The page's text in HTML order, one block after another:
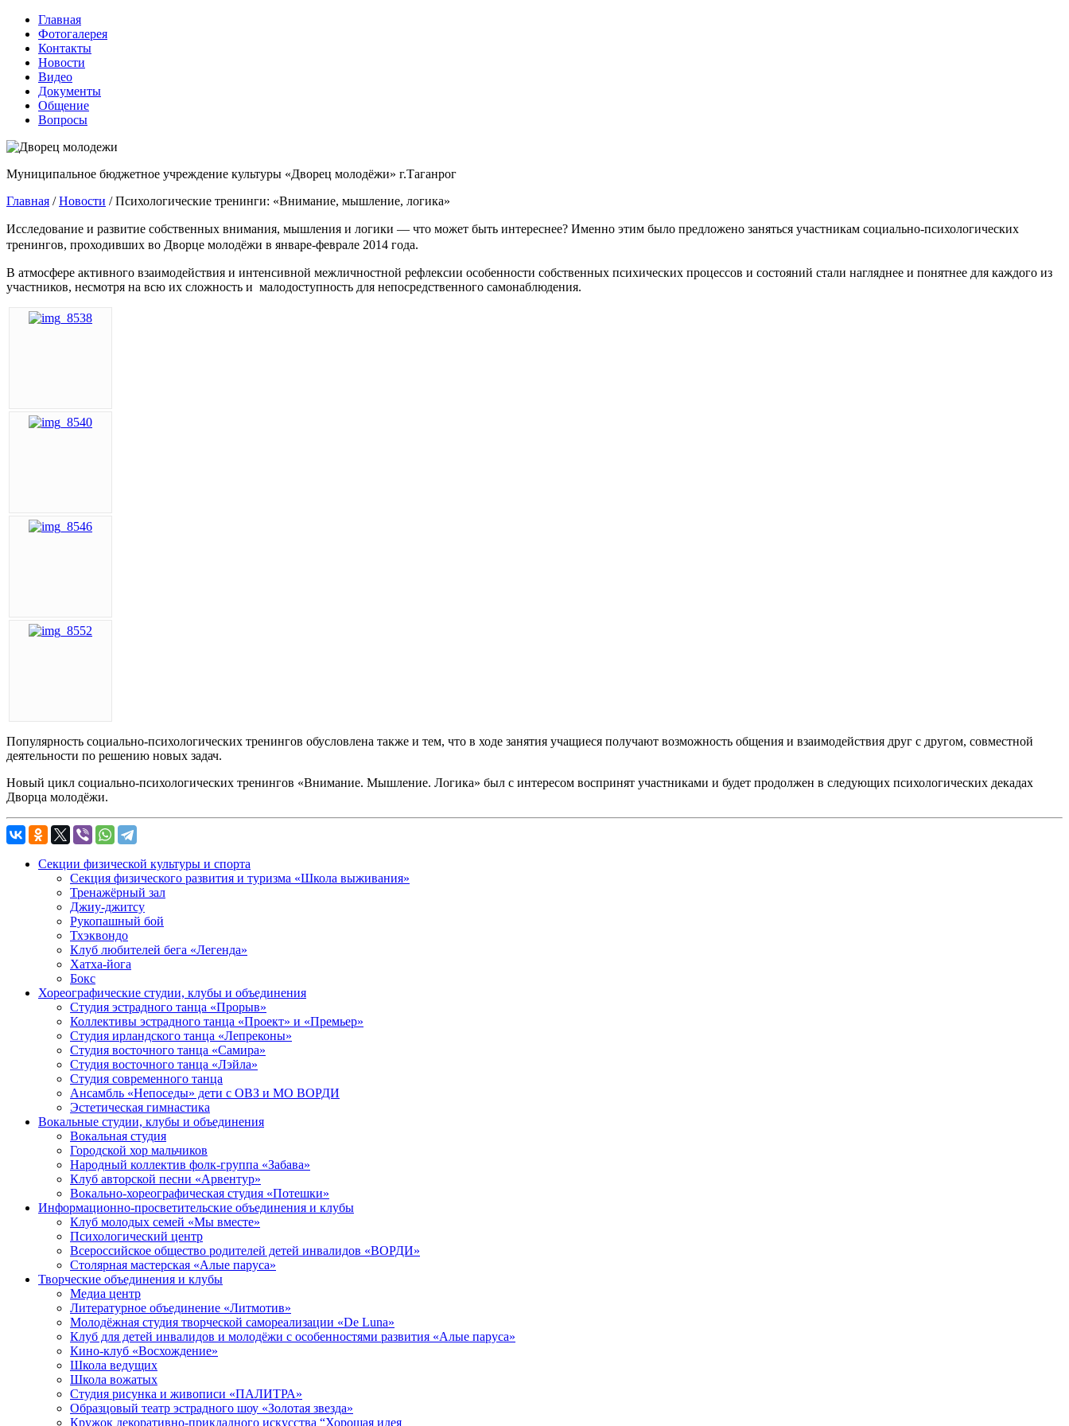
Главная
Фотогалерея
Контакты
Новости
Видео
Документы
Общение
Вопросы
Муниципальное бюджетное учреждение культуры «Дворец молодёжи» г.Таганрог
Главная /Новости /Психологические тренинги: «Внимание, мышление, логика»
Исследование и развитие собственных внимания, мышления и логики — что может быть интереснее? Именно этим было предложено заняться участникам социально-психологических
тренингов, проходивших во Дворце молодёжи в январе-феврале 2014 года.
В атмосфере активного взаимодействия и интенсивной межличностной рефлексии особенности собственных психических процессов и состояний стали нагляднее и понятнее для каждого из
участников, несмотря на всю их сложность и малодоступность для непосредственного самонаблюдения.
Популярность социально-психологических тренингов обусловлена также и тем, что в ходе занятия учащиеся получают возможность общения и взаимодействия друг с другом, совместной
деятельности по решению новых задач.
Новый цикл социально-психологических тренингов «Внимание. Мышление. Логика» был с интересом воспринят участниками и будет продолжен в следующих психологических декадах
Дворца молодёжи.
Секции физической культуры и спорта
Секция физического развития и туризма «Школа выживания»
Тренажёрный зал
Джиу-джитсу
Рукопашный бой
Тхэквондо
Клуб любителей бега «Легенда»
Хатха-йога
Бокс
Хореографические студии, клубы и объединения
Студия эстрадного танца «Прорыв»
Коллективы эстрадного танца «Проект» и «Премьер»
Студия ирландского танца «Лепреконы»
Студия восточного танца «Самира»
Студия восточного танца «Лэйла»
Студия современного танца
Ансамбль «Непоседы» дети с ОВЗ и МО ВОРДИ
Эстетическая гимнастика
Вокальные студии, клубы и объединения
Вокальная студия
Городской хор мальчиков
Народный коллектив фолк-группа «Забава»
Клуб авторской песни «Арвентур»
Вокально-хореографическая студия «Потешки»
Информационно-просветительские объединения и клубы
Клуб молодых семей «Мы вместе»
Психологический центр
Всероссийское общество родителей детей инвалидов «ВОРДИ»
Столярная мастерская «Алые паруса»
Творческие объединения и клубы
Медиа центр
Литературное объединение «Литмотив»
Молодёжная студия творческой самореализации «De Luna»
Клуб для детей инвалидов и молодёжи с особенностями развития «Алые паруса»
Кино-клуб «Восхождение»
Школа ведущих
Школа вожатых
Студия рисунка и живописи «ПАЛИТРА»
Образцовый театр эстрадного шоу «Золотая звезда»
Кружок декоративно-прикладного искусства “Хорошая идея